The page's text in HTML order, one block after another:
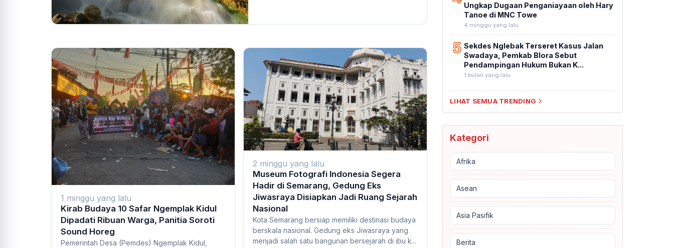
1 minggu yang lalu
Kirab Budaya 10 Safar Ngemplak Kidul
Dipadati Ribuan Warga, Panitia Soroti
Sound Horeg
Pemerintah Desa (Pemdes) Ngemplak Kidul,
2 minggu yang lalu
Museum Fotografi Indonesia Segera
Hadir di Semarang, Gedung Eks
Jiwasraya Disiapkan Jadi Ruang Sejarah
Nasional
Kota Semarang bersiap memiliki destinasi budaya
berskala nasional. Gedung eks Jiwasraya yang
menjadi salah satu bangunan bersejarah di ibu k...
Ungkap Dugaan Penganiayaan oleh Hary
Tanoe di MNC Towe
4 minggu yang lalu
5 Sekdes Nglebak Terseret Kasus Jalan
Swadaya, Pemkab Blora Sebut
Pendampingan Hukum Bukan K...
1 bulan yang lalu
LIHAT SEMUA TRENDING
Kategori
Afrika
Asean
Asia Pasifik
Berita